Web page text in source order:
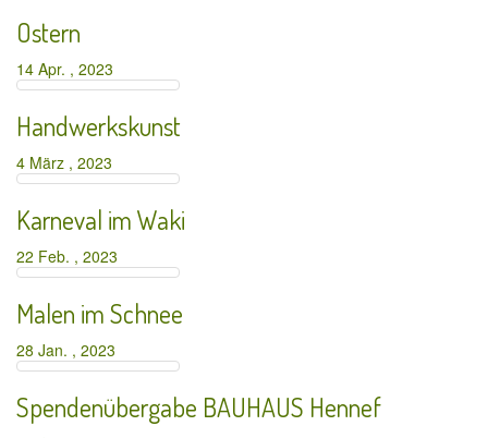
Ostern
14 Apr. , 2023
Handwerkskunst
4 März , 2023
Karneval im Waki
22 Feb. , 2023
Malen im Schnee
28 Jan. , 2023
Spendenübergabe BAUHAUS Hennef